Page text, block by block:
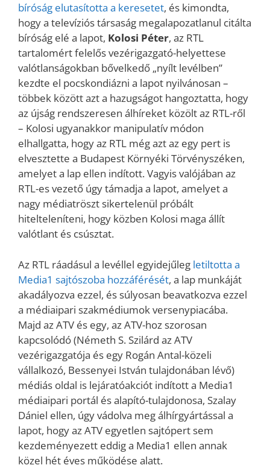
bíróság elutasította a keresetet, és kimondta,
hogy a televíziós társaság megalapozatlanul citálta
bíróság elé a lapot, Kolosi Péter, az RTL
tartalomért felelős vezérigazgató-helyettese
valótlanságokban bővelkedő „nyílt levélben”
kezdte el pocskondiázni a lapot nyilvánosan –
többek között azt a hazugságot hangoztatta, hogy
az újság rendszeresen álhíreket közölt az RTL-ről
– Kolosi ugyanakkor manipulatív módon
elhallgatta, hogy az RTL még azt az egy pert is
elvesztette a Budapest Környéki Törvényszéken,
amelyet a lap ellen indított. Vagyis valójában az
RTL-es vezető úgy támadja a lapot, amelyet a
nagy médiatröszt sikertelenül próbált
hitelteleníteni, hogy közben Kolosi maga állít
valótlant és csúsztat.
Az RTL ráadásul a levéllel egyidejűleg letiltotta a
Media1 sajtószoba hozzáférését, a lap munkáját
akadályozva ezzel, és súlyosan beavatkozva ezzel
a médiaipari szakmédiumok versenypiacába.
Majd az ATV és egy, az ATV-hoz szorosan
kapcsolódó (Németh S. Szilárd az ATV
vezérigazgatója és egy Rogán Antal-közeli
vállalkozó, Bessenyei István tulajdonában lévő)
médiás oldal is lejáratóakciót indított a Media1
médiaipari portál és alapító-tulajdonosa, Szalay
Dániel ellen, úgy vádolva meg álhírgyártással a
lapot, hogy az ATV egyetlen sajtópert sem
kezdeményezett eddig a Media1 ellen annak
közel hét éves működése alatt.